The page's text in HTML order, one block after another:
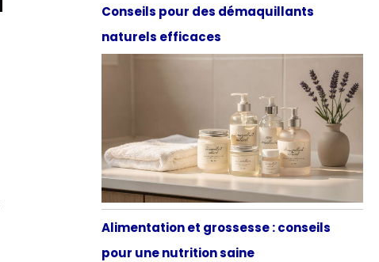
Conseils pour des démaquillants
naturels efficaces
Alimentation et grossesse : conseils
pour une nutrition saine